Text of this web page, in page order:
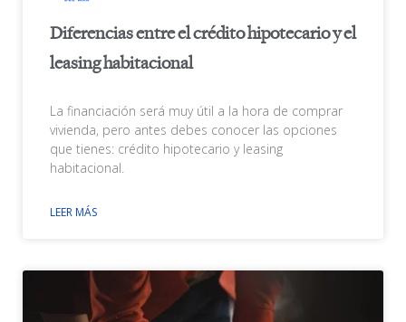
Diferencias entre el crédito hipotecario y el
leasing habitacional
La financiación será muy útil a la hora de comprar
vivienda, pero antes debes conocer las opciones
que tienes: crédito hipotecario y leasing
habitacional.
LEER MÁS